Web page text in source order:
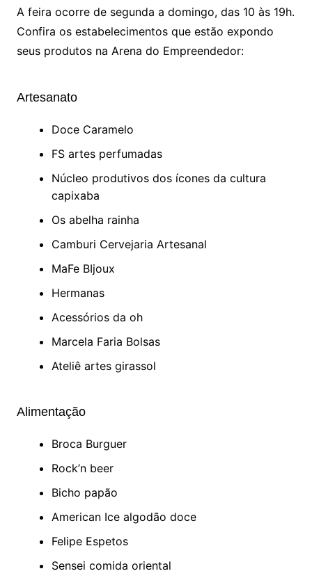
A feira ocorre de segunda a domingo, das 10 às 19h.
Confira os estabelecimentos que estão expondo
seus produtos na Arena do Empreendedor:
Artesanato
Doce Caramelo
FS artes perfumadas
Núcleo produtivos dos ícones da cultura
capixaba
Os abelha rainha
Camburi Cervejaria Artesanal
MaFe BIjoux
Hermanas
Acessórios da oh
Marcela Faria Bolsas
Ateliê artes girassol
Alimentação
Broca Burguer
Rock’n beer
Bicho papão
American Ice algodão doce
Felipe Espetos
Sensei comida oriental